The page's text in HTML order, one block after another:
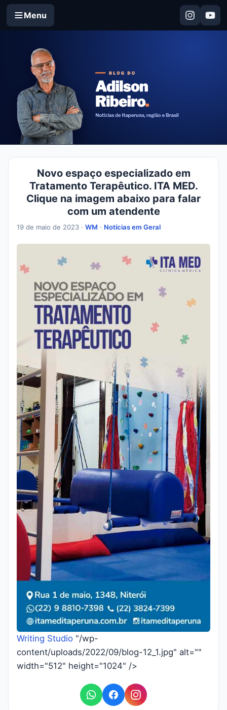
Menu
Novo espaço especializado em
Tratamento Terapêutico. ITA MED.
Clique na imagem abaixo para falar
com um atendente
19 de maio de 2023 · WM · Notícias em Geral
Writing Studio "/wp-
content/uploads/2022/09/blog-12_1.jpg" alt=""
width="512" height="1024" />